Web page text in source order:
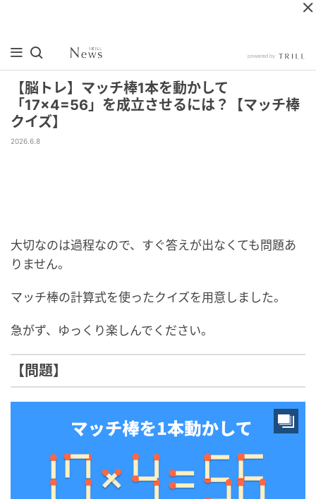
【脳トレ】マッチ棒1本を動かして
「17×4=56」を成立させるには？【マッチ棒
クイズ】
2026.6.8
大切なのは過程なので、すぐ答えが出なくても問題あ
りません。
マッチ棒の計算式を使ったクイズを用意しました。
急がず、ゆっくり楽しんでください。
【問題】